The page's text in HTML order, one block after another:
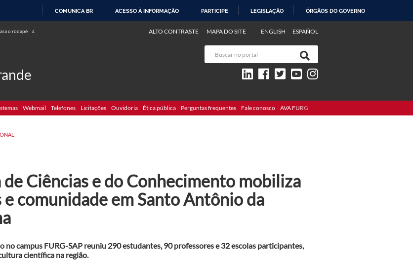
COMUNICA BR ACESSO À INFORMAÇÃO PARTICIPE LEGISLAÇÃO ÓRGÃOS DO GOVERNO
o rodapé 4 ENGLISH ESPAÑOL
ALTO CONTRASTE MAPA DO SITE
Webmail Telefones Licitações Ouvidoria Ética pública Perguntas frequentes Fale conosco AVA FURG
Ciências e do Conhecimento mobiliza
e comunidade em Santo Antônio da
no campus FURG-SAP reuniu 290 estudantes, 90 professores e 32 escolas participantes,
científica na região.